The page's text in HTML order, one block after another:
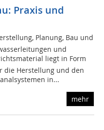
Praxis und
Planung, Bau und
und
liegt in Form
die Herstellung und den
in...
mehr